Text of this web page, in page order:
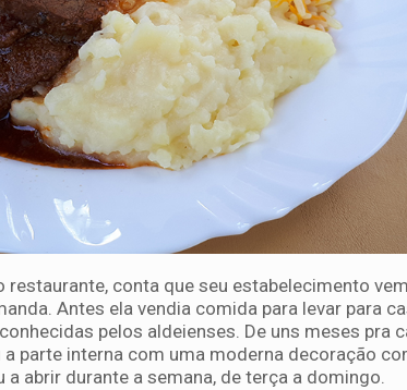
restaurante, conta que seu estabelecimento
Antes ela vendia comida para levar para
pelos aldeienses. De uns meses pra
parte interna com uma moderna decoração
abrir durante a semana, de terça a domingo.